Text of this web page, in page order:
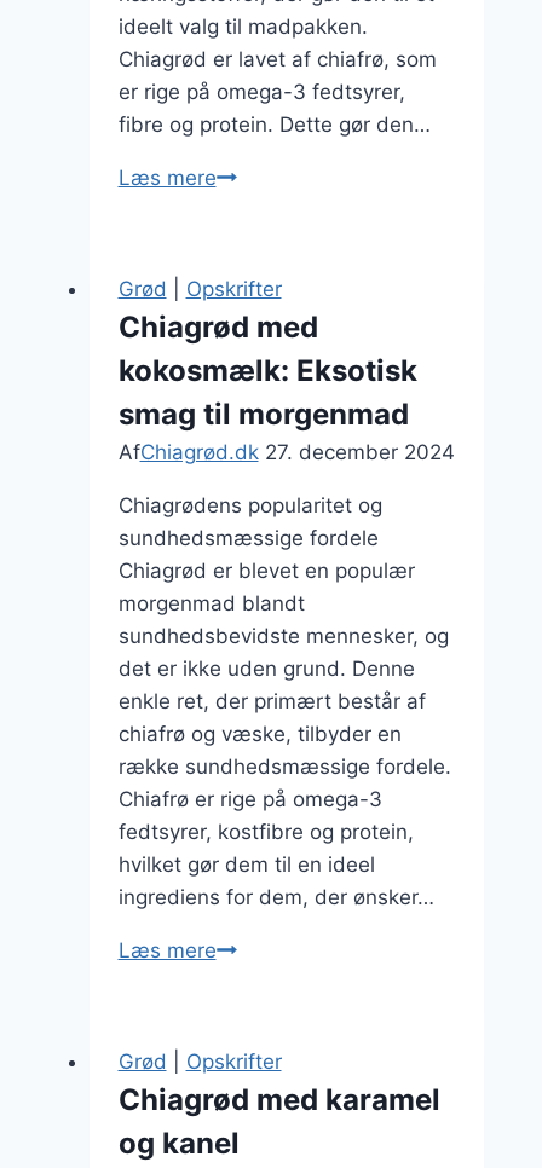
ideelt valg til madpakken.
Chiagrød er lavet af chiafrø, som
er rige på omega-3 fedtsyrer,
fibre og protein. Dette gør den…
Læs mereChiagrød
nem
tage
med
på
farten
Grød Opskrifter
Chiagrød med
kokosmælk: Eksotisk
smag til morgenmad
AfChiagrød.dk 27. december 2024
Chiagrødens popularitet og
sundhedsmæssige fordele
Chiagrød er blevet en populær
morgenmad blandt
sundhedsbevidste mennesker, og
det er ikke uden grund. Denne
enkle ret, der primært består af
chiafrø og væske, tilbyder en
række sundhedsmæssige fordele.
Chiafrø er rige på omega-3
fedtsyrer, kostfibre og protein,
hvilket gør dem til en ideel
ingrediens for dem, der ønsker…
Læs mereChiagrød
Eksotisk
til
morgenmad
Grød Opskrifter
Chiagrød med karamel
og kanel